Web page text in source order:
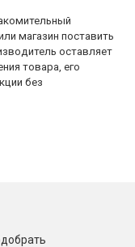
магазин поставить
оставляет
товара, его
без